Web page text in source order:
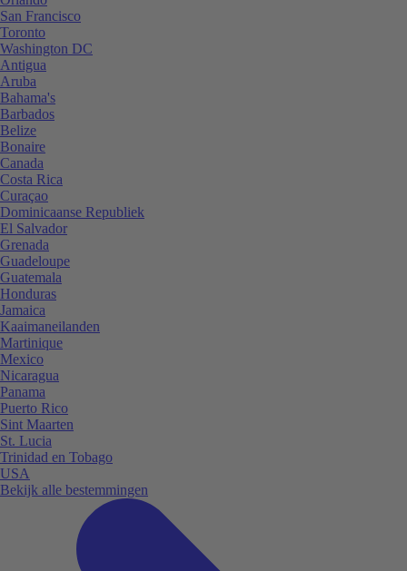
San Francisco
Toronto
Washington DC
Antigua
Aruba
Bahama's
Barbados
Belize
Bonaire
Canada
Costa Rica
Curaçao
Dominicaanse Republiek
El Salvador
Grenada
Guadeloupe
Guatemala
Honduras
Jamaica
Kaaimaneilanden
Martinique
Mexico
Nicaragua
Panama
Puerto Rico
Sint Maarten
St. Lucia
Trinidad en Tobago
USA
Bekijk alle bestemmingen